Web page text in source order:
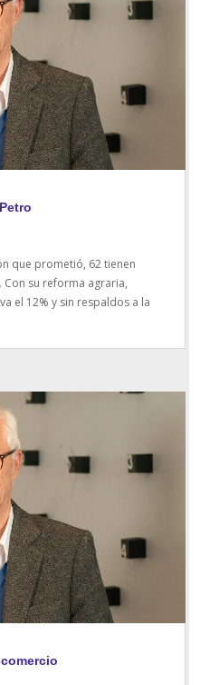
que prometió, 62 tienen
Con su reforma agraria,
el 12% y sin respaldos a la